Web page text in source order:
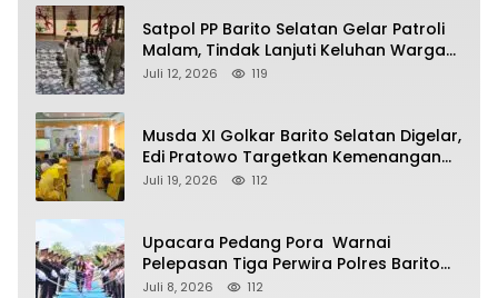
Satpol PP Barito Selatan Gelar Patroli
Malam, Tindak Lanjuti Keluhan Warga
soal Balap Liar dan Remaja Nongkrong
Juli 12, 2026 119
Musda XI Golkar Barito Selatan Digelar,
Edi Pratowo Targetkan Kemenangan
Partai pada Pemilu Mendatang
Juli 19, 2026 112
Upacara Pedang Pora Warnai
Pelepasan Tiga Perwira Polres Barito
Selatan Masuki Masa Pensiun
Juli 8, 2026 112